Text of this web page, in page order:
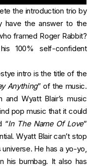
the introduction trio by
have the answer to the
framed Roger Rabbit?
100% self-confident
stye intro is the title of the
Anything” of the music.
Wyatt Blair’s music
pop music that it could
“In The Name Of Love”
Wyatt Blair can’t stop
He has a yo-yo,
his bumbag. It also has